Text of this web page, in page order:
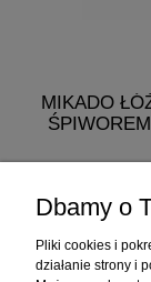
MIKADO
Dbamy o
Pliki cookies i
działanie strony i